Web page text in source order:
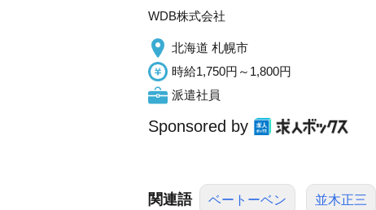
WDB株式会社
北海道 札幌市
時給1,750円～1,800円
派遣社員
Sponsored by
関連語 ベートーベン 並木正三